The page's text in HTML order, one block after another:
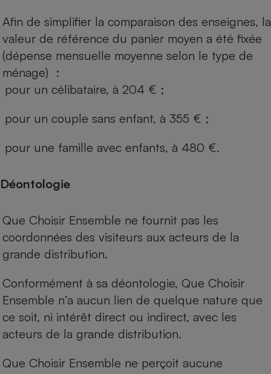
Afin de simplifier la comparaison des enseignes, la
valeur de référence du panier moyen a été fixée
(dépense mensuelle moyenne selon le type de
ménage) :
pour un célibataire, à 204 € ;
pour un couple sans enfant, à 355 € ;
pour une famille avec enfants, à 480 €.
Déontologie
Que Choisir Ensemble ne fournit pas les
coordonnées des visiteurs aux acteurs de la
grande distribution.
Conformément à sa déontologie, Que Choisir
Ensemble n’a aucun lien de quelque nature que
ce soit, ni intérêt direct ou indirect, avec les
acteurs de la grande distribution.
Que Choisir Ensemble ne perçoit aucune